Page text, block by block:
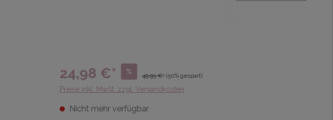
24,98 €* %
49,95 €* (50% gespart)
Preise inkl. MwSt. zzgl. Versandkosten
Nicht mehr verfügbar